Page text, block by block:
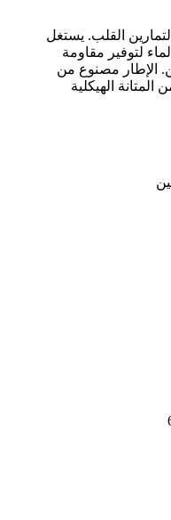
القلب. يستغل
لتوفير مقاومة
الإطار مصنوع من
المتانة الهيكلية